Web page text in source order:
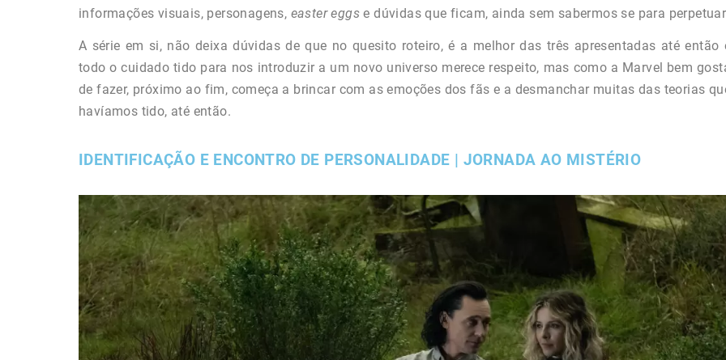
informações visuais, personagens, easter eggs e dúvidas que ficam, ainda sem sabermos se para
A série em si, não deixa dúvidas de que no quesito roteiro, é a melhor das três apresentadas até então
todo o cuidado tido para nos introduzir a um novo universo merece respeito, mas como a Marvel bem
de fazer, próximo ao fim, começa a brincar com as emoções dos fãs e a desmanchar muitas das teorias
havíamos tido, até então.
IDENTIFICAÇÃO E ENCONTRO DE PERSONALIDADE | JORNADA AO MISTÉRIO